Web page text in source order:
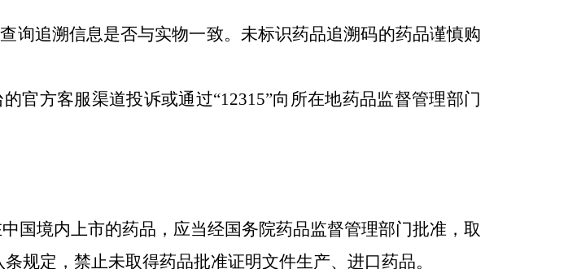
追溯信息是否与实物一致。未标识药品追溯码的药品谨慎购
方客服渠道投诉或通过“12315”向所在地药品监督管理部门
国境内上市的药品，应当经国务院药品监督管理部门批准，取
规定，禁止未取得药品批准证明文件生产、进口药品。